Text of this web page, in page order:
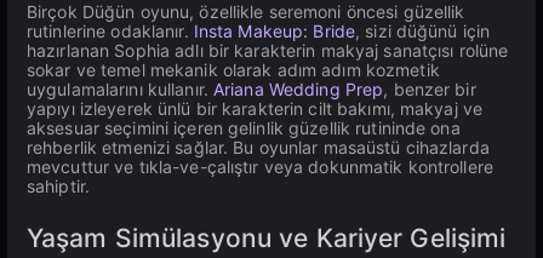
Birçok Düğün oyunu, özellikle seremoni öncesi güzellik
rutinlerine odaklanır. Insta Makeup: Bride, sizi düğünü için
hazırlanan Sophia adlı bir karakterin makyaj sanatçısı rolüne
sokar ve temel mekanik olarak adım adım kozmetik
uygulamalarını kullanır. Ariana Wedding Prep, benzer bir
yapıyı izleyerek ünlü bir karakterin cilt bakımı, makyaj ve
aksesuar seçimini içeren gelinlik güzellik rutininde ona
rehberlik etmenizi sağlar. Bu oyunlar masaüstü cihazlarda
mevcuttur ve tıkla-ve-çalıştır veya dokunmatik kontrollere
sahiptir.
Yaşam Simülasyonu ve Kariyer Gelişimi